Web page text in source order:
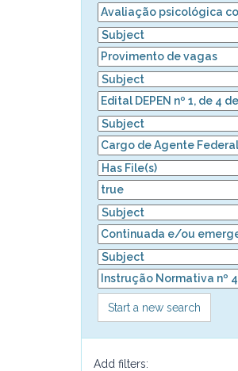
Start a new search
Add filters: